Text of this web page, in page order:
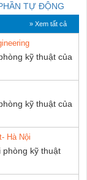
TỰ ĐỘNG
TIẾN HƯNG» Xem tất cả
kỹ thuật của
kỹ thuật của
Hà Nội
phòng kỹ thuật